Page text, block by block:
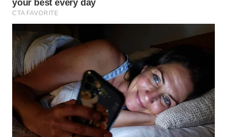
WN
LAWAS
WN
SUMEDANG
CIANJUR
WN